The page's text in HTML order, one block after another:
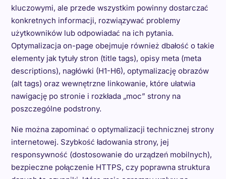
kluczowymi, ale przede wszystkim powinny dostarczać
konkretnych informacji, rozwiązywać problemy
użytkowników lub odpowiadać na ich pytania.
Optymalizacja on-page obejmuje również dbałość o takie
elementy jak tytuły stron (title tags), opisy meta (meta
descriptions), nagłówki (H1-H6), optymalizację obrazów
(alt tags) oraz wewnętrzne linkowanie, które ułatwia
nawigację po stronie i rozkłada „moc” strony na
poszczególne podstrony.
Nie można zapominać o optymalizacji technicznej strony
internetowej. Szybkość ładowania strony, jej
responsywność (dostosowanie do urządzeń mobilnych),
bezpieczne połączenie HTTPS, czy poprawna struktura